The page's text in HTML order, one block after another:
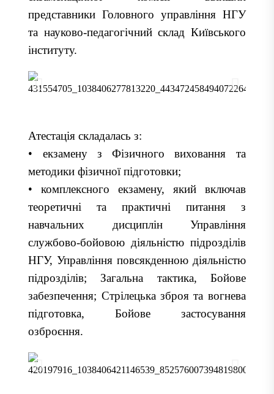
представники Головного управління НГУ
та науково-педагогічний склад Київського
інституту.
Атестація складалась з:
• екзамену з Фізичного виховання та
методики фізичної підготовки;
• комплексного екзамену, який включав
теоретичні та практичні питання з
навчальних дисциплін Управління
службово-бойовою діяльністю підрозділів
НГУ, Управління повсякденною діяльністю
підрозділів; Загальна тактика, Бойове
забезпечення; Стрілецька зброя та вогнева
підготовка, Бойове застосування
озброєння.